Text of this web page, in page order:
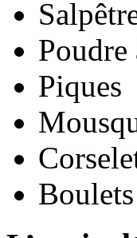
Poudre
Piques